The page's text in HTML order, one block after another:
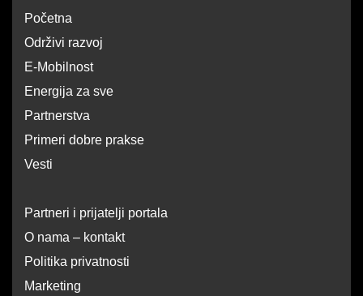
Početna
Održivi razvoj
E-Mobilnost
Energija za sve
Partnerstva
Primeri dobre prakse
Vesti
Partneri i prijatelji portala
O nama – kontakt
Politika privatnosti
Marketing